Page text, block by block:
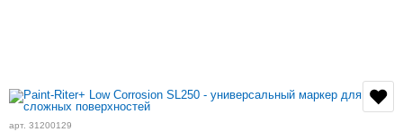
арт. 31200129